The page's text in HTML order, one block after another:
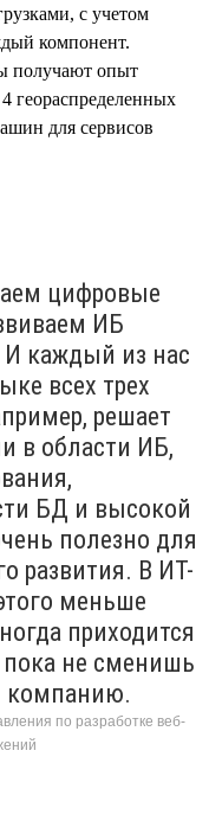
с учетом
компонент.
получают опыт
геораспределенных
для сервисов
цифровые
ИБ
И каждый из нас
всех трех
решает
в области ИБ,
БД и высокой
полезно для
развития. В ИТ-
меньше
приходится
не сменишь
компанию.
по разработке веб-